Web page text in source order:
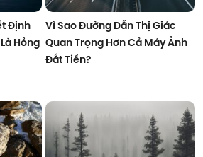
Định
Hỏng
Vì Sao Đường Dẫn Thị Giác
Quan Trọng Hơn Cả Máy Ảnh
Đắt Tiền?